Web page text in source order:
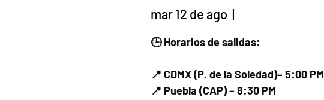
mar 12 de ago
  |
🕒 Horarios de salidas:
📍 CDMX (P. de la Soledad)– 5:00 PM
📍 Puebla (CAP) – 8:30 PM